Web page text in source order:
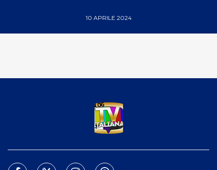
10 APRILE 2024